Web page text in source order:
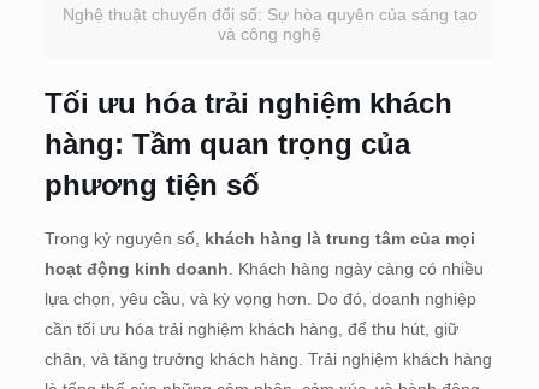
Nghệ thuật chuyển đổi số: Sự hòa quyện của sáng tạo
và công nghệ
Tối ưu hóa trải nghiệm khách
hàng: Tầm quan trọng của
phương tiện số
Trong kỷ nguyên số, khách hàng là trung tâm của mọi
hoạt động kinh doanh. Khách hàng ngày càng có nhiều
lựa chọn, yêu cầu, và kỳ vọng hơn. Do đó, doanh nghiệp
cần tối ưu hóa trải nghiệm khách hàng, để thu hút, giữ
chân, và tăng trưởng khách hàng. Trải nghiệm khách hàng